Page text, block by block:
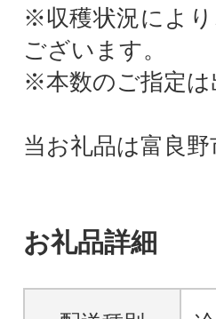
※収穫状況によ
ございます。
※本数のご指定は
当お礼品は富良
お礼品詳細